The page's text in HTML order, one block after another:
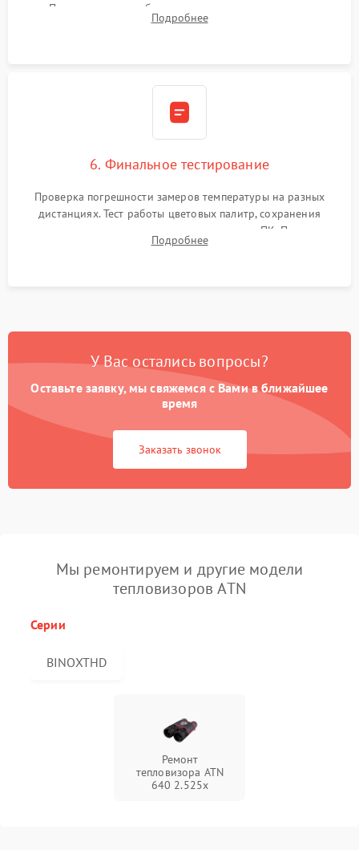
Программная калибровка матрицы по эталонному
абсолютно черному телу для точного измерения температур.
Подробнее
6. Финальное тестирование
Проверка погрешности замеров температуры на разных
дистанциях. Тест работы цветовых палитр, сохранения
термограмм в память и передачи данных на ПК. Проверка
автономности работы и итоговый контроль качества.
Подробнее
У Вас остались вопросы?
Оставьте заявку, мы свяжемся с Вами в ближайшее
время
Заказать звонок
Мы ремонтируем и другие модели
тепловизоров ATN
Серии
BINOXTHD
Ремонт
тепловизора ATN
640 2.525x